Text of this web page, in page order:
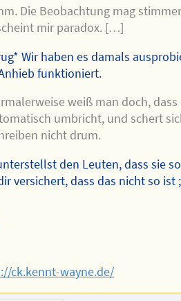
Die Beobachtung mag
mir paradox. […]
Wir haben es damals
funktioniert.
weiß man doch, dass
umbricht, und schert
nicht drum.
den Leuten, dass sie
versichert, dass das nicht so ist
ck.kennt-wayne.de/